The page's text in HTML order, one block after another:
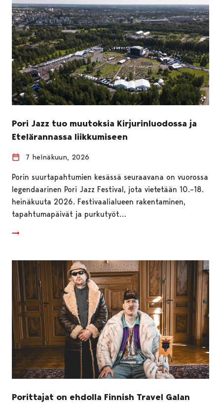
Pori Jazz tuo muutoksia Kirjurinluodossa ja
Etelärannassa liikkumiseen
7 heinäkuun, 2026
Porin suurtapahtumien kesässä seuraavana on vuorossa
legendaarinen Pori Jazz Festival, jota vietetään 10.–18.
heinäkuuta 2026. Festivaalialueen rakentaminen,
tapahtumapäivät ja purkutyöt…
Porittajat on ehdolla Finnish Travel Galan